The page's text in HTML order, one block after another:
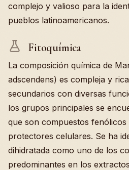
complejo y valioso para la
pueblos latinoamericanos.
Fitoquímica
La composición química de
adscendens) es compleja y
secundarios con diversas
los grupos principales se
que son compuestos
protectores celulares. Se ha
dihidratada como uno de los
predominantes en los